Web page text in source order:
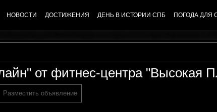
НОВОСТИ ДОСТИЖЕНИЯ ДЕНЬ В ИСТОРИИ СПБ ПОГОДА ДЛЯ
от фитнес-центра "Высокая
Разместить объявление